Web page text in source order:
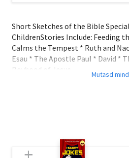
Short Sketches of the Bible
ChildrenStories Include: Feeding
Calms the Tempest * Ruth and
Esau * The Apostle Paul * David *
Boyhood of Jesus